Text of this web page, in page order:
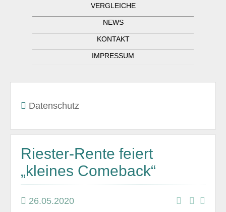
VERGLEICHE
NEWS
KONTAKT
IMPRESSUM
Datenschutz
Riester-Rente feiert
„kleines Comeback“
26.05.2020